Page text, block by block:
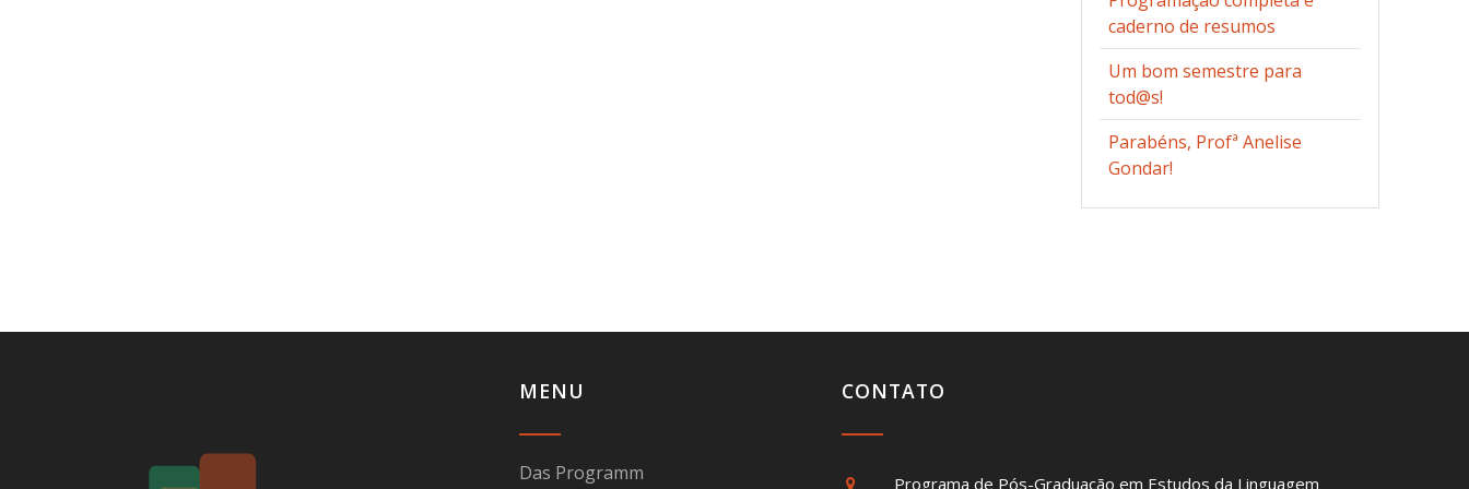
caderno de resumos
Um bom semestre para
tod@s!
Parabéns, Profª Anelise
Gondar!
MENU
Das Programm
CONTATO
Programa de Pós-Graduação em Estudos da Linguagem